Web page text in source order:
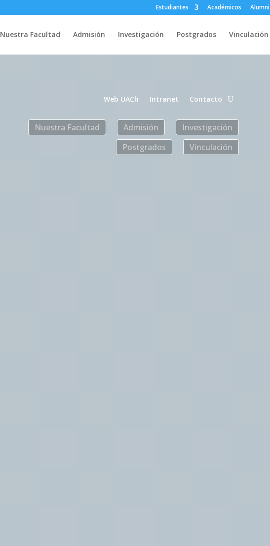
Estudiantes Académicos Alumni
Nuestra Facultad Admisión Investigación Postgrados Vinculación
Web UACh Intranet Contacto
Nuestra Facultad Admisión
Investigación
Postgrados
Vinculación